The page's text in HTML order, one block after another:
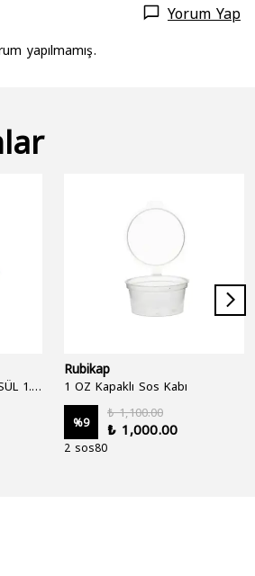
Yorum Yap
yapılmamış.
Rubikap
1 OZ Kapaklı Sos Kabı
%9
₺ 1,100.00
₺ 1,000.00
2 sos80